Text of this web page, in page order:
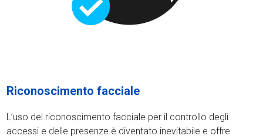
Riconoscimento facciale
L’uso del riconoscimento facciale per il controllo degli
accessi e delle presenze è diventato inevitabile e offre